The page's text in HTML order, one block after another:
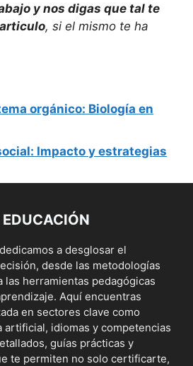
y nos digas que tal te
, si el mismo te ha
orgánico: Biología en
Impacto y estrategias
a desglosar el
desde las metodologías
las herramientas pedagógicas
Aquí encuentras
en sectores clave como
artificial, idiomas y competencias
guías prácticas y
te permiten no solo certificarte,